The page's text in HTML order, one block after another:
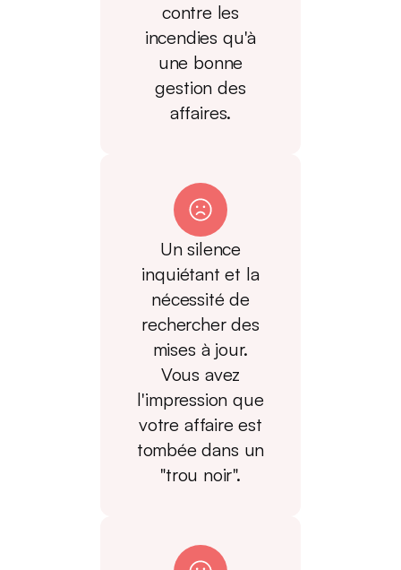
contre les
incendies qu'à
une bonne
gestion des
affaires.
Un silence
inquiétant et la
nécessité de
rechercher des
mises à jour.
Vous avez
l'impression que
votre affaire est
tombée dans un
"trou noir".